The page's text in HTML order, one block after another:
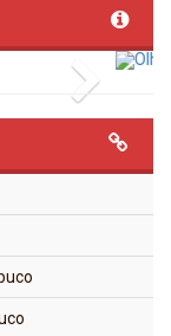
Next